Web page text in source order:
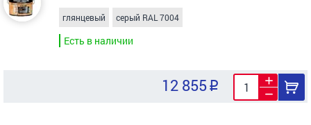
глянцевый серый RAL 7004
Есть в наличии
12 855